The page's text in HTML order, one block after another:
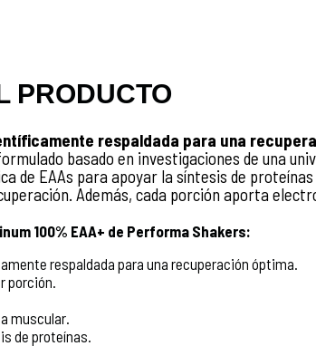
PRODUCTO
respaldada para una
basado en investigaciones de una
de EAAs para apoyar la síntesis de
Además, cada porción aporta
100% EAA+ de Performa Shakers:
respaldada para una recuperación óptima.
porción.
muscular.
de proteínas.